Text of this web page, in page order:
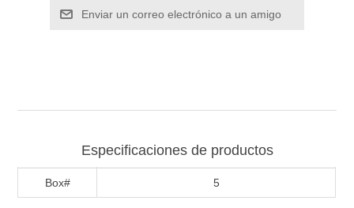
Especificaciones de productos
Box# 5